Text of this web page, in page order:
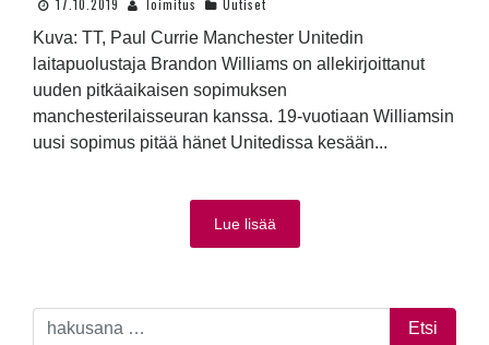
17.10.2019 Toimitus Uutiset
Kuva: TT, Paul Currie Manchester Unitedin
laitapuolustaja Brandon Williams on allekirjoittanut
uuden pitkäaikaisen sopimuksen
manchesterilaisseuran kanssa. 19-vuotiaan Williamsin
uusi sopimus pitää hänet Unitedissa kesään...
Lue lisää